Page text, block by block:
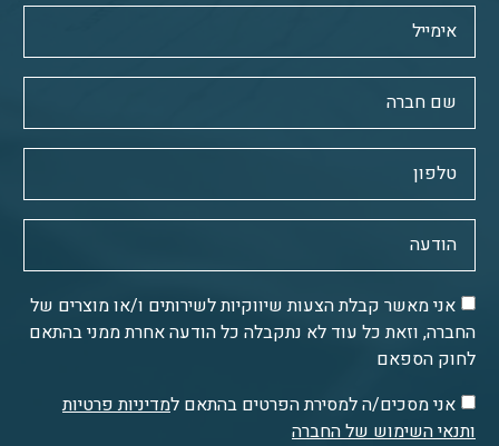
אני מאשר קבלת הצעות שיווקיות לשירותים ו/או מוצרים של
החברה, וזאת כל עוד לא נתקבלה כל הודעה אחרת ממני בהתאם
לחוק הספאם
אני מסכים/ה למסירת הפרטים בהתאם למדיניות פרטיות
ותנאי השימוש של החברה